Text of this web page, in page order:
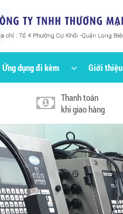
Ứng dụng đi kèm Giới thiệu
Thanh toán
khi giao hàng